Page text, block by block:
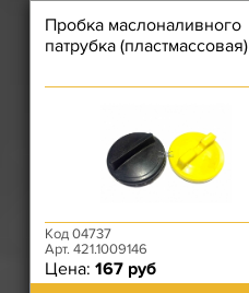
Пробка маслоналивного
патрубка (пластмассовая)
Код 04737
Арт. 421.1009146
Цена: 167 руб